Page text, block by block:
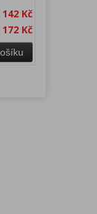
142 Kč
172 Kč